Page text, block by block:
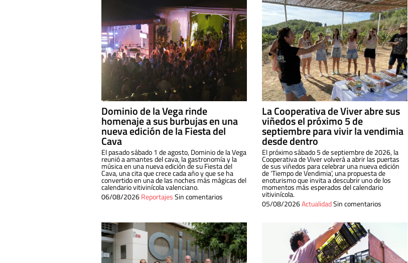
Dominio de la Vega rinde
homenaje a sus burbujas en una
nueva edición de la Fiesta del
Cava
El pasado sábado 1 de agosto, Dominio de la Vega
reunió a amantes del cava, la gastronomía y la
música en una nueva edición de su Fiesta del
Cava, una cita que crece cada año y que se ha
convertido en una de las noches más mágicas del
calendario vitivinícola valenciano.
06/08/2026ReportajesSin comentarios
La Cooperativa de Viver abre sus
viñedos el próximo 5 de
septiembre para vivir la vendimia
desde dentro
El próximo sábado 5 de septiembre de 2026, la
Cooperativa de Viver volverá a abrir las puertas
de sus viñedos para celebrar una nueva edición
de ‘Tiempo de Vendimia’, una propuesta de
enoturismo que invita a descubrir uno de los
momentos más esperados del calendario
vitivinícola.
05/08/2026ActualidadSin comentarios